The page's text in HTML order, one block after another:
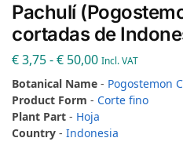
Pachulí
cortadas de
€3,75-€ 50,00 Incl. VAT
Botanical Name - Pogostemon
Product Form - Corte fino
Plant Part - Hoja
Country - Indonesia